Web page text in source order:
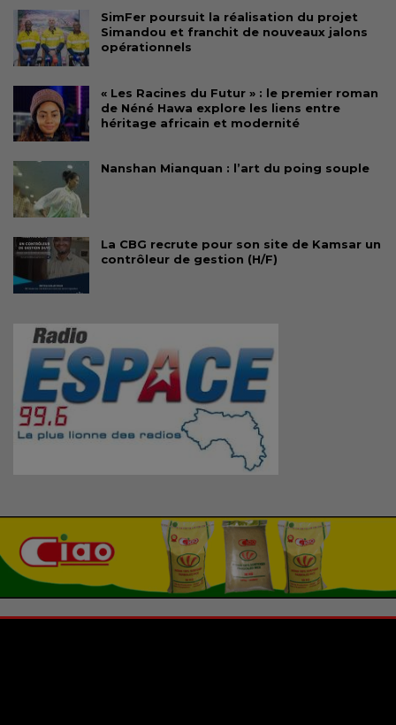
SimFer poursuit la réalisation du projet
Simandou et franchit de nouveaux jalons
opérationnels
« Les Racines du Futur » : le premier roman
de Néné Hawa explore les liens entre
héritage africain et modernité
Nanshan Mianquan : l’art du poing souple
La CBG recrute pour son site de Kamsar un
contrôleur de gestion (H/F)